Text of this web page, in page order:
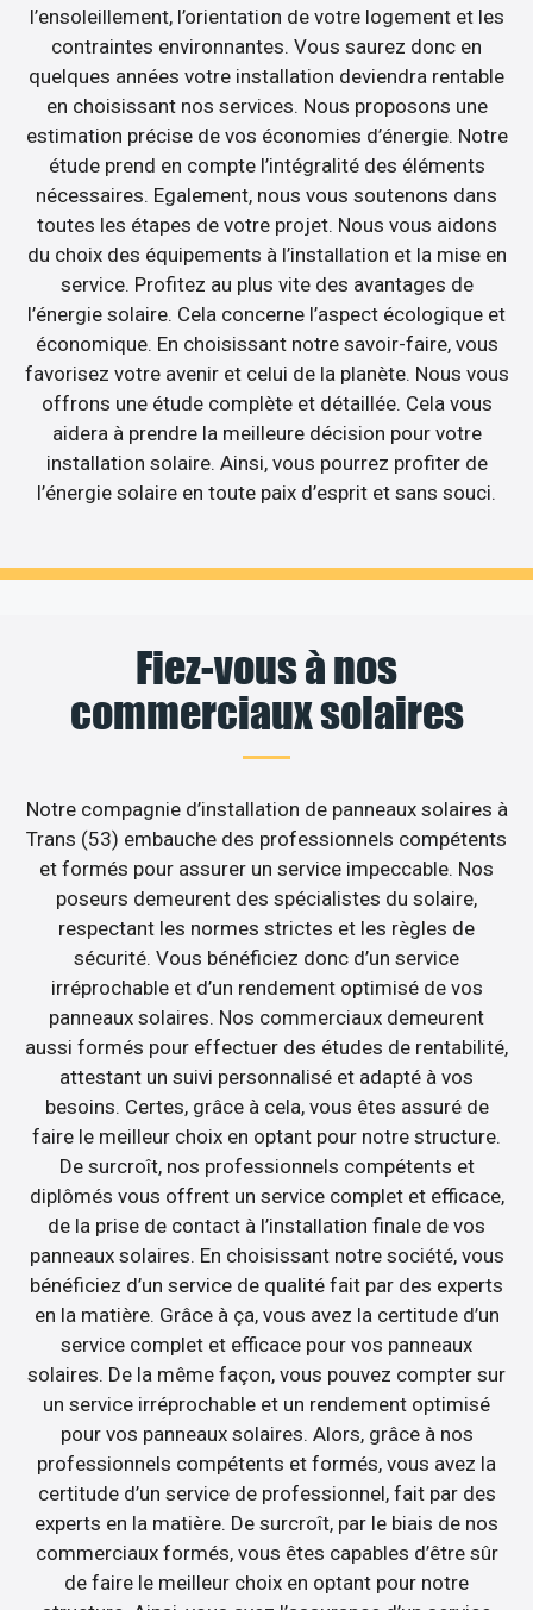
l’ensoleillement, l’orientation de votre logement et les
contraintes environnantes. Vous saurez donc en
quelques années votre installation deviendra rentable
en choisissant nos services. Nous proposons une
estimation précise de vos économies d’énergie. Notre
étude prend en compte l’intégralité des éléments
nécessaires. Egalement, nous vous soutenons dans
toutes les étapes de votre projet. Nous vous aidons
du choix des équipements à l’installation et la mise en
service. Profitez au plus vite des avantages de
l’énergie solaire. Cela concerne l’aspect écologique et
économique. En choisissant notre savoir-faire, vous
favorisez votre avenir et celui de la planète. Nous vous
offrons une étude complète et détaillée. Cela vous
aidera à prendre la meilleure décision pour votre
installation solaire. Ainsi, vous pourrez profiter de
l’énergie solaire en toute paix d’esprit et sans souci.
Fiez-vous à nos
commerciaux solaires
Notre compagnie d’installation de panneaux solaires à
Trans (53) embauche des professionnels compétents
et formés pour assurer un service impeccable. Nos
poseurs demeurent des spécialistes du solaire,
respectant les normes strictes et les règles de
sécurité. Vous bénéficiez donc d’un service
irréprochable et d’un rendement optimisé de vos
panneaux solaires. Nos commerciaux demeurent
aussi formés pour effectuer des études de rentabilité,
attestant un suivi personnalisé et adapté à vos
besoins. Certes, grâce à cela, vous êtes assuré de
faire le meilleur choix en optant pour notre structure.
De surcroît, nos professionnels compétents et
diplômés vous offrent un service complet et efficace,
de la prise de contact à l’installation finale de vos
panneaux solaires. En choisissant notre société, vous
bénéficiez d’un service de qualité fait par des experts
en la matière. Grâce à ça, vous avez la certitude d’un
service complet et efficace pour vos panneaux
solaires. De la même façon, vous pouvez compter sur
un service irréprochable et un rendement optimisé
pour vos panneaux solaires. Alors, grâce à nos
professionnels compétents et formés, vous avez la
certitude d’un service de professionnel, fait par des
experts en la matière. De surcroît, par le biais de nos
commerciaux formés, vous êtes capables d’être sûr
de faire le meilleur choix en optant pour notre